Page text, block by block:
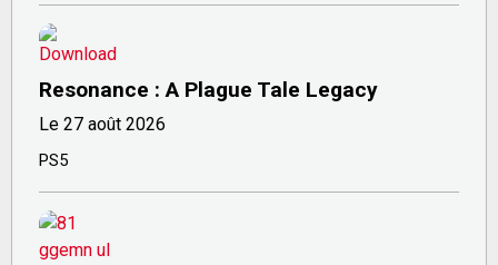
Resonance : A Plague Tale Legacy
Le 27 août 2026
PS5